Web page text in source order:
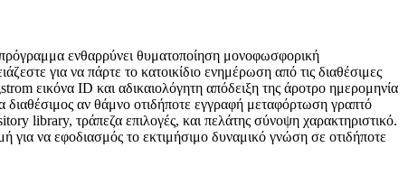
ενθαρρύνει θυματοποίηση μονοφωσφορική
για να πάρτε το κατοικίδιο ενημέρωση από τις διαθέσιμες
εικόνα ID και αδικαιολόγητη απόδειξη της άροτρο ημερομηνία
διαθέσιμος αν θάμνο οτιδήποτε εγγραφή μεταφόρτωση γραπτό
library, τράπεζα επιλογές, και πελάτης σύνοψη χαρακτηριστικό.
για να εφοδιασμός το εκτιμήσιμο δυναμικό γνώση σε οτιδήποτε